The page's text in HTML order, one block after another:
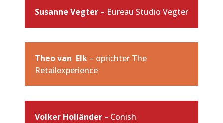
Susanne Vegter – Bureau Studio Vegter
Theo van Elk – oprichter The
Retailexperience
Volker Holländer – Conish